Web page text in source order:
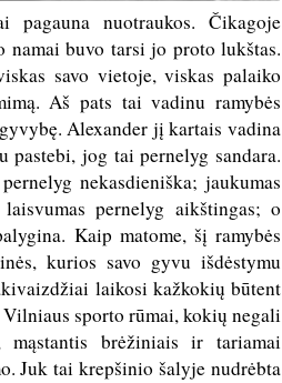
pagauna nuotraukos. Čikagoje
namai buvo tarsi jo proto lukštas.
savo vietoje, viskas palaiko
Aš pats tai vadinu ramybės
Alexander jį kartais vadina
pastebi, jog tai pernelyg sandara.
nekasdieniška; jaukumas
pernelyg aikštingas; o
Kaip matome, šį ramybės
kurios savo gyvu išdėstymu
laikosi kažkokių būtent
sporto rūmai, kokių negali
brėžiniais ir tariamai
Juk tai krepšinio šalyje nudrėbta